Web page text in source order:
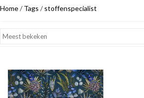
Home/ Tags / stoffenspecialist